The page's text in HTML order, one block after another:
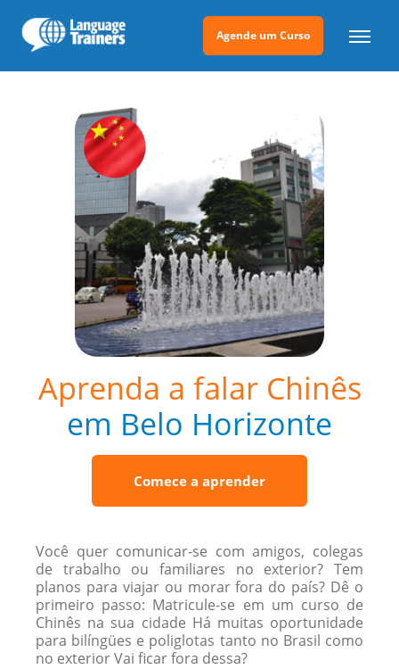
Agende um Curso
Aprenda a falar Chinês
em Belo Horizonte
Comece a aprender
Você quer comunicar-se com amigos, colegas
de trabalho ou familiares no exterior? Tem
planos para viajar ou morar fora do país? Dê o
primeiro passo: Matricule-se em um curso de
Chinês na sua cidade Há muitas oportunidade
para bilíngües e poliglotas tanto no Brasil como
no exterior Vai ficar fora dessa?